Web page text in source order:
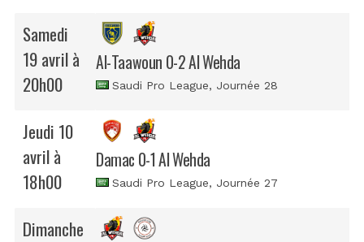
Samedi
19 avril à
20h00
Al-Taawoun 0-2 Al Wehda
Saudi Pro League, Journée 28
Jeudi 10
avril à
18h00
Damac 0-1 Al Wehda
Saudi Pro League, Journée 27
Dimanche